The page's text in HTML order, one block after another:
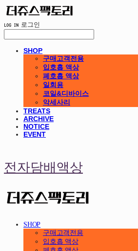
LOG IN 로그인
SHOP
구매고객전용
입호흡 액상
폐호흡 액상
일회용
코일&디바이스
악세사리
TREATS
ARCHIVE
NOTICE
EVENT
전자담배액상
SHOP
구매고객전용
입호흡 액상